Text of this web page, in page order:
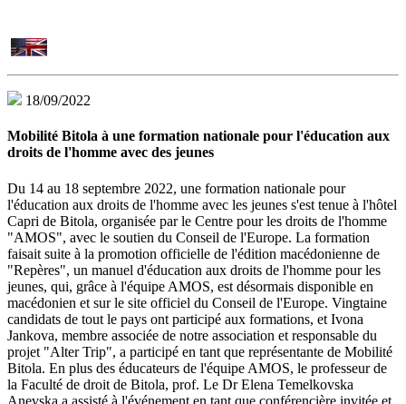
18/09/2022
Mobilité Bitola à une formation nationale pour l'éducation aux
droits de l'homme avec des jeunes
Du 14 au 18 septembre 2022, une formation nationale pour
l'éducation aux droits de l'homme avec les jeunes s'est tenue à l'hôtel
Capri de Bitola, organisée par le Centre pour les droits de l'homme
"AMOS", avec le soutien du Conseil de l'Europe. La formation
faisait suite à la promotion officielle de l'édition macédonienne de
"Repères", un manuel d'éducation aux droits de l'homme pour les
jeunes, qui, grâce à l'équipe AMOS, est désormais disponible en
macédonien et sur le site officiel du Conseil de l'Europe. Vingtaine
candidats de tout le pays ont participé aux formations, et Ivona
Jankova, membre associée de notre association et responsable du
projet "Alter Trip", a participé en tant que représentante de Mobilité
Bitola. En plus des éducateurs de l'équipe AMOS, le professeur de
la Faculté de droit de Bitola, prof. Le Dr Elena Temelkovska
Anevska a assisté à l'événement en tant que conférencière invitée et